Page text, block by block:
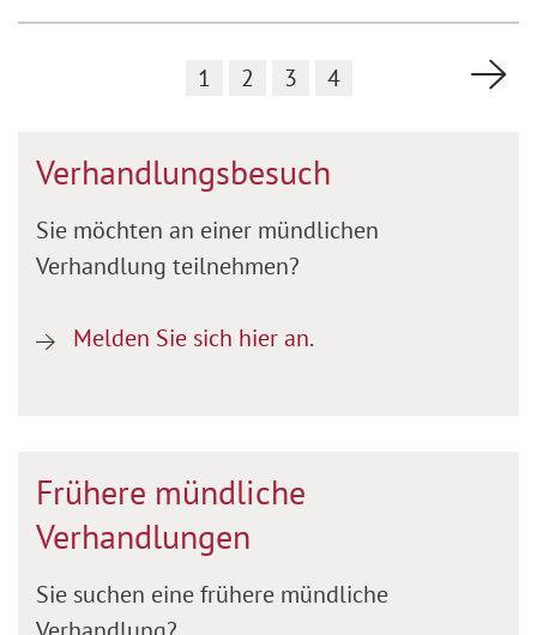
1 2 3 4
Verhandlungsbesuch
Sie möchten an einer mündlichen
Verhandlung teilnehmen?
Melden Sie sich hier an.
Frühere mündliche
Verhandlungen
Sie suchen eine frühere mündliche